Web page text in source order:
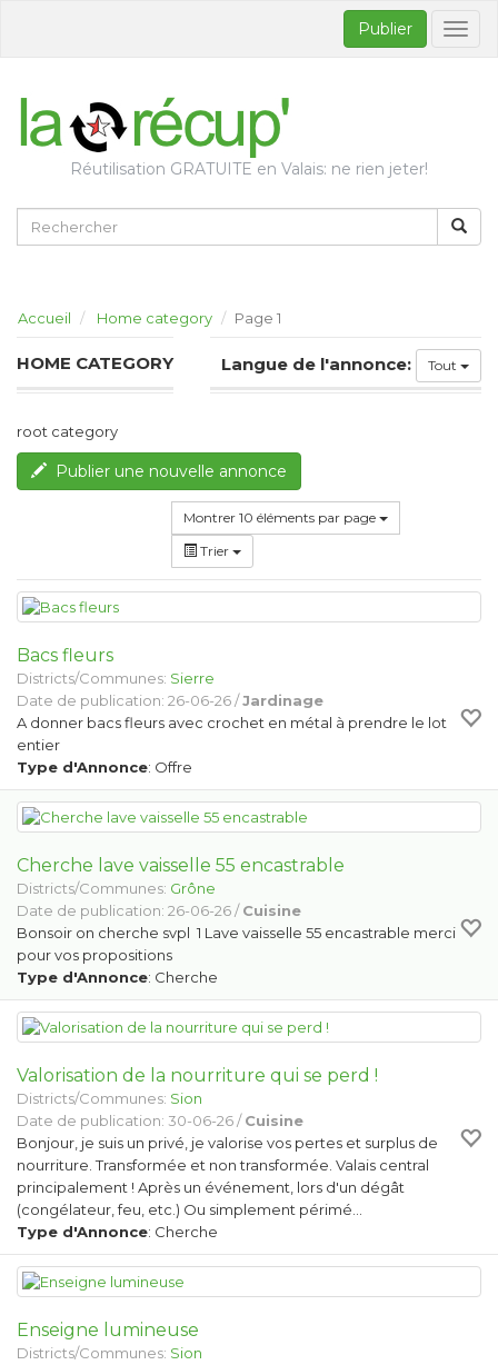
Publier
Réutilisation GRATUITE en Valais: ne rien jeter!
Accueil Home category Page 1
HOME CATEGORY Langue de l'annonce: Tout
root category
Publier une nouvelle annonce
Montrer 10 éléments par page
Trier
Bacs fleurs
Districts/Communes: Sierre
Date de publication: 26-06-26 /Jardinage
A donner bacs fleurs avec crochet en métal à prendre le lot
entier
Type d'Annonce: Offre
Cherche lave vaisselle 55 encastrable
Districts/Communes: Grône
Date de publication: 26-06-26 /Cuisine
Bonsoir on cherche svpl 1 Lave vaisselle 55 encastrable merci
pour vos propositions
Type d'Annonce: Cherche
Valorisation de la nourriture qui se perd !
Districts/Communes: Sion
Date de publication: 30-06-26 /Cuisine
Bonjour, je suis un privé, je valorise vos pertes et surplus de
nourriture. Transformée et non transformée. Valais central
principalement ! Après un événement, lors d'un dégât
(congélateur, feu, etc.) Ou simplement périmé…
Type d'Annonce: Cherche
Enseigne lumineuse
Districts/Communes: Sion